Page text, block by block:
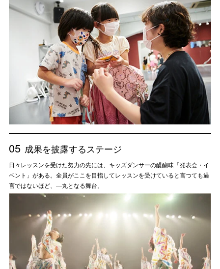
05 成果を披露するステージ
日々レッスンを受けた努力の先には、キッズダンサーの醍醐味「発表会・イ
ベント」がある。全員がここを目指してレッスンを受けていると言つても過
言ではないほど、―丸となる舞台。